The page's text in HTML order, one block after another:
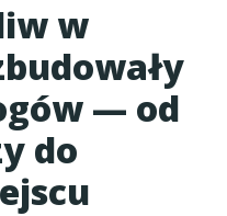
w
— od
do